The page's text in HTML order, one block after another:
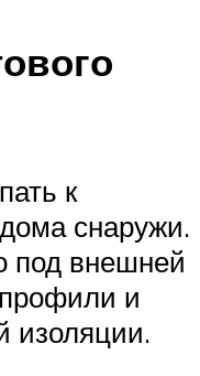
к
снаружи.
под внешней
и
изоляции.